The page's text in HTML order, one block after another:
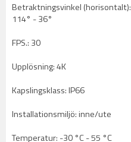
Betraktningsvinkel (horisontalt):
114° - 36°
FPS.: 30
Upplösning: 4K
Kapslingsklass: IP66
Installationsmiljö: inne/ute
Temperatur: -30 °C - 55 °C